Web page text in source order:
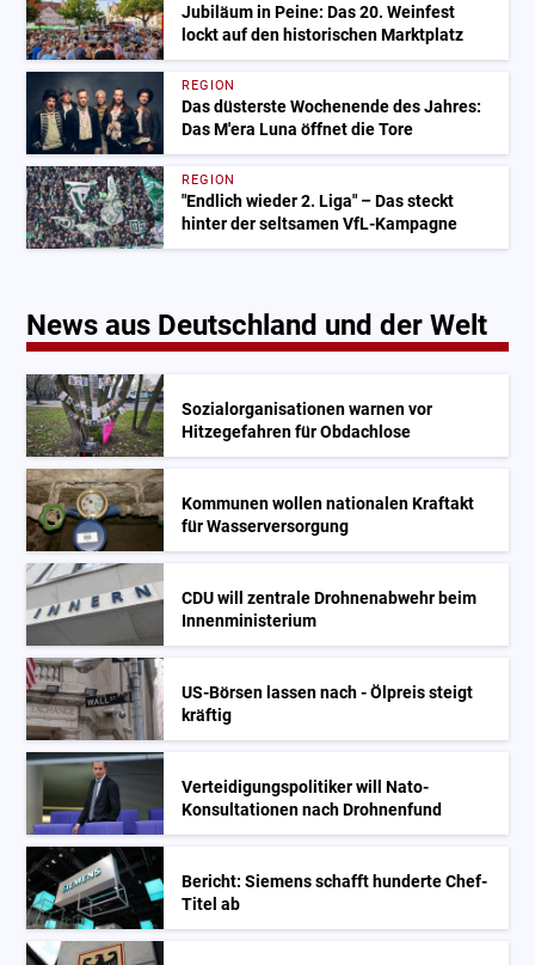
Jubiläum in Peine: Das 20. Weinfest
lockt auf den historischen Marktplatz
REGION
Das düsterste Wochenende des Jahres:
Das M'era Luna öffnet die Tore
REGION
"Endlich wieder 2. Liga" – Das steckt
hinter der seltsamen VfL-Kampagne
News aus Deutschland und der Welt
Sozialorganisationen warnen vor
Hitzegefahren für Obdachlose
Kommunen wollen nationalen Kraftakt
für Wasserversorgung
CDU will zentrale Drohnenabwehr beim
Innenministerium
US-Börsen lassen nach - Ölpreis steigt
kräftig
Verteidigungspolitiker will Nato-
Konsultationen nach Drohnenfund
Bericht: Siemens schafft hunderte Chef-
Titel ab